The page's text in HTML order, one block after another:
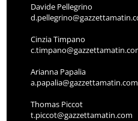
Davide Pellegrino
Cinzia Timpano
Arianna Papalia
a.papalia@gazzettamatin.com
Thomas Piccot
t.piccot@gazzettamatin.com